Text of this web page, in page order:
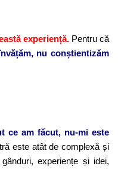
experiență. Pentru că
nu conștientizăm
ce am făcut, nu-mi este
este atât de complexă și
experiențe și idei,